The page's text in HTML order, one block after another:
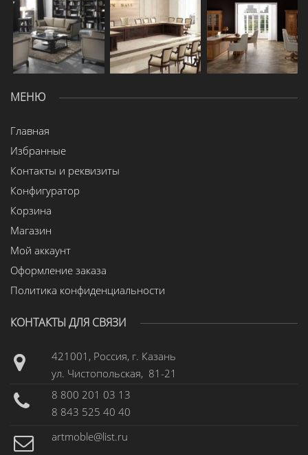
МЕНЮ
Главная
Избранные
Контакты и реквизиты
Конфигуратор
Корзина
Магазин
Мой аккаунт
Оформление заказа
Политика конфиденциальности
КОНТАКТЫ ДЛЯ СВЯЗИ
421001, Россия, г. Казань
ул. Чистопольская, 81-21
8 800 201 03 13
8 843 525 40 40
artmoble@list.ru